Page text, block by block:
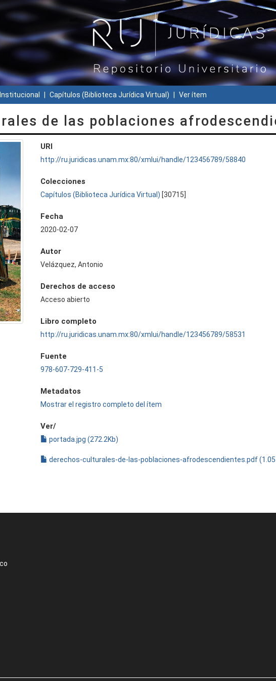
Capítulos (Biblioteca Jurídica Virtual) Ver ítem
de las poblaciones
URI
http://ru.juridicas.unam.mx:80/xmlui/handle/123456789/58840
Colecciones
Capítulos (Biblioteca Jurídica Virtual) [30715]
Fecha
2020-02-07
Autor
Velázquez, Antonio
Derechos de acceso
Acceso abierto
Libro completo
http://ru.juridicas.unam.mx:80/xmlui/handle/123456789/58531
Fuente
978-607-729-411-5
Metadatos
Mostrar el registro completo del ítem
Ver/
portada.jpg (272.2Kb)
derechos-culturales-de-las-poblaciones-afrodescendientes.pdf